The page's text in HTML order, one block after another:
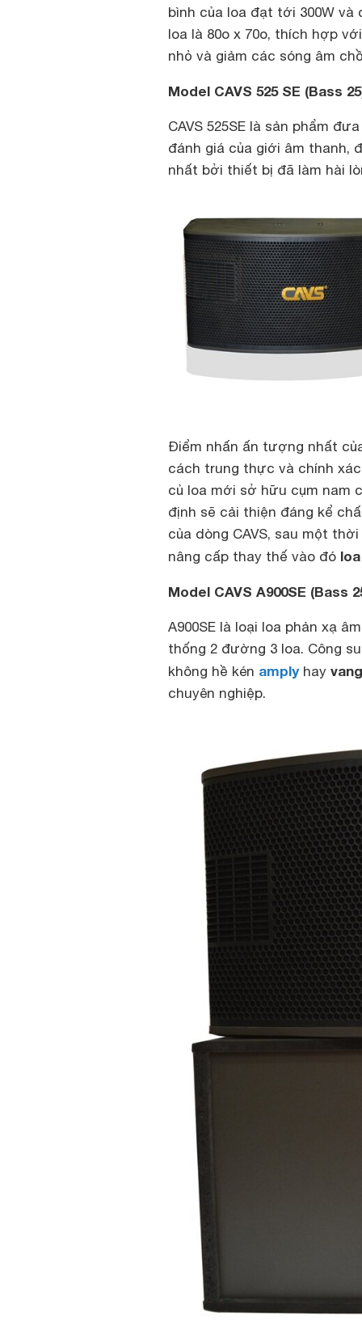
bình của loa đạt tới 300W và
loa là 80o x 70o, thích hợp
nhỏ và giảm các sóng âm
Model CAVS 525 SE (Bass
CAVS 525SE là sản phẩm
đánh giá của giới âm thanh,
nhất bởi thiết bị đã làm hài
Điểm nhấn ấn tượng nhất
cách trung thực và chính
củ loa mới sở hữu cụm nam
định sẽ cải thiện đáng kể
của dòng CAVS, sau một
nâng cấp thay thế vào đó loa
Model CAVS A900SE (Bass
A900SE là loại loa phản xạ
thống 2 đường 3 loa. Công
không hề kén amplyhay
chuyên nghiệp.